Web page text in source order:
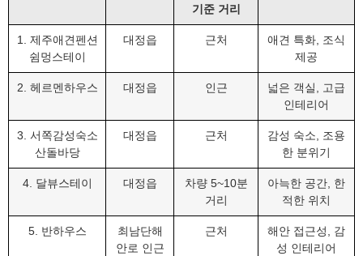
기준 거리
1. 제주애견펜션
쉼멍스테이
대정읍 근처
애견 특화, 조식
제공
2. 헤르멘하우스 대정읍 인근
넓은 객실, 고급
인테리어
3. 서쪽감성숙소
산돌바당
대정읍 근처
감성 숙소, 조용
한 분위기
4. 달뷰스테이 대정읍
차량 5~10분
거리
아늑한 공간, 한
적한 위치
5. 반하우스
최남단해
안로 인근
근처
해안 접근성, 감
성 인테리어